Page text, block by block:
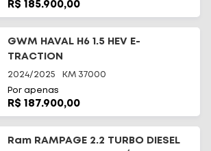
R$ 185.900,00
GWM HAVAL H6 1.5 HEV E-
TRACTION
2024/2025 KM 37000
Por apenas
R$ 187.900,00
Ram RAMPAGE 2.2 TURBO DIESEL